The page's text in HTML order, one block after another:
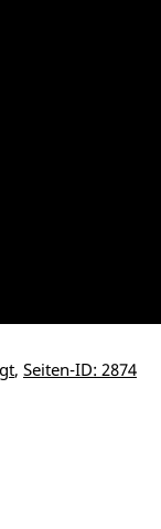
, Seiten-ID: 2874